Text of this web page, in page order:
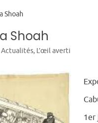
Shoah
Shoah
Actualités, L’œil averti
1er